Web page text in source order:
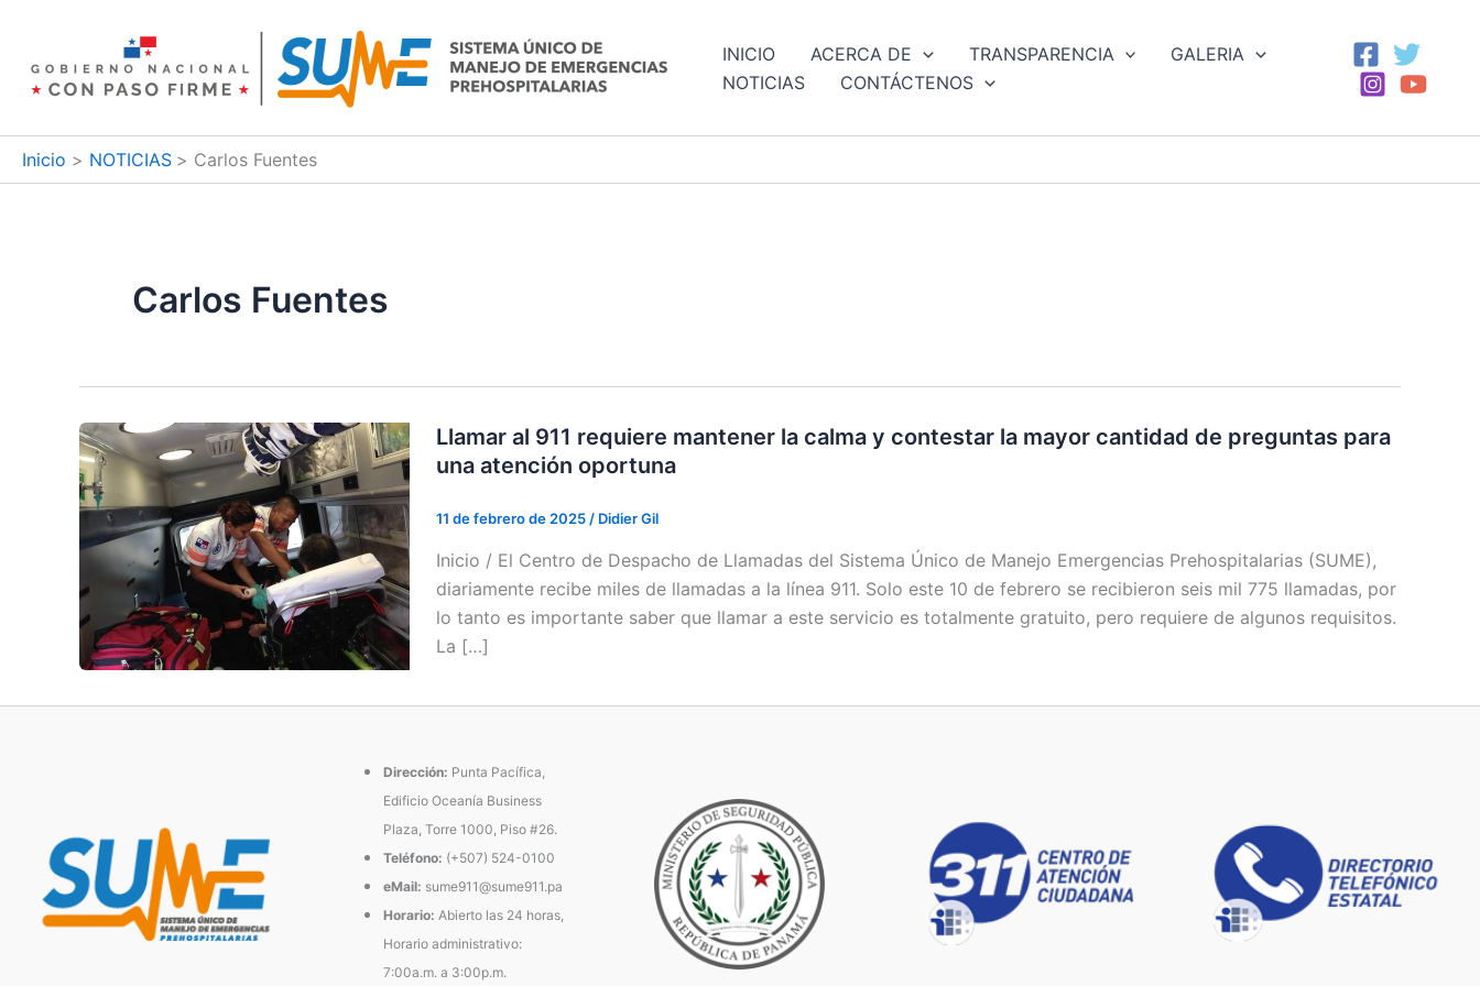
contenido
INICIO ACERCA DE TRANSPARENCIA
GALERIA
NOTICIAS
CONTÁCTENOS
Inicio NOTICIAS Carlos Fuentes
Carlos Fuentes
Llamar al 911 requiere mantener la calma y contestar la mayor cantidad de preguntas para
una atención oportuna
11 de febrero de 2025 / Didier Gil
Inicio / El Centro de Despacho de Llamadas del Sistema Único de Manejo Emergencias Prehospitalarias (SUME),
diariamente recibe miles de llamadas a la línea 911. Solo este 10 de febrero se recibieron seis mil 775 llamadas, por
lo tanto es importante saber que llamar a este servicio es totalmente gratuito, pero requiere de algunos requisitos.
La […]
Dirección: Punta Pacífica,
Edificio Oceanía Business
Plaza, Torre 1000, Piso #26.
Teléfono: (+507) 524-0100
eMail: sume911@sume911.pa
Horario: Abierto las 24 horas,
Horario administrativo:
7:00a.m. a 3:00p.m.